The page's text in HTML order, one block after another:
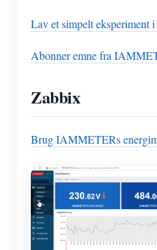
Lav et simpelt eksperiment i
Abonner emne fra
Zabbix
Brug IAMMETERs